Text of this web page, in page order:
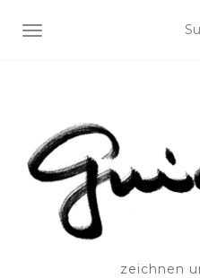
SCHALTE NAVIGATION
zeichnen